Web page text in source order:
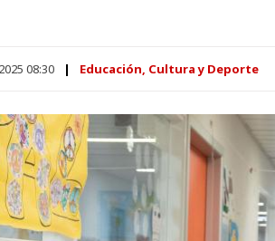
08:30 Educación, Cultura y Deporte